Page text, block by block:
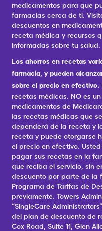
medicamentos para que
farmacias cerca de ti.
descuentos en
receta médica y recursos
informadas sobre tu salud.
Los ahorros en recetas
farmacia, y pueden
sobre el precio en efectivo.
recetas médicas. NO es
medicamentos de
las recetas médicas que
dependerá de la receta y
receta y puede otorgarse
el precio en efectivo.
pagar sus recetas en la
que reciba el servicio, sin
descuento por parte de la
Programa de Tarifas de
previamente. Towers
“SingleCare
del plan de descuento de
Cox Road, Suite 11, Glen